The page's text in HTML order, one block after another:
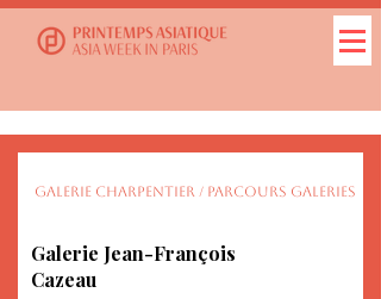
GALERIE CHARPENTIER / PARCOURS GALERIES
Galerie Jean-François
Cazeau